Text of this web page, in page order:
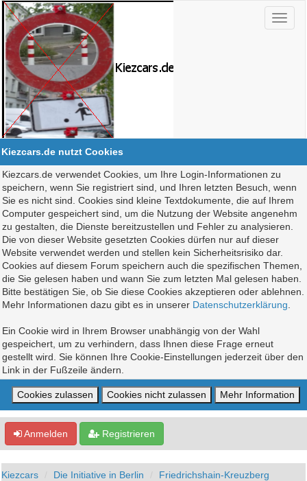
Kiezcars.de nutzt Cookies
Kiezcars.de verwendet Cookies, um Ihre Login-Informationen zu
speichern, wenn Sie registriert sind, und Ihren letzten Besuch, wenn
Sie es nicht sind. Cookies sind kleine Textdokumente, die auf Ihrem
Computer gespeichert sind, um die Nutzung der Website angenehm
zu gestalten, die Dienste bereitzustellen und Fehler zu analysieren.
Die von dieser Website gesetzten Cookies dürfen nur auf dieser
Website verwendet werden und stellen kein Sicherheitsrisiko dar.
Cookies auf diesem Forum speichern auch die spezifischen Themen,
die Sie gelesen haben und wann Sie zum letzten Mal gelesen haben.
Bitte bestätigen Sie, ob Sie diese Cookies akzeptieren oder ablehnen.
Mehr Informationen dazu gibt es in unserer Datenschutzerklärung
Ein Cookie wird in Ihrem Browser unabhängig von der Wahl
gespeichert, um zu verhindern, dass Ihnen diese Frage erneut
gestellt wird. Sie können Ihre Cookie-Einstellungen jederzeit über den
Link in der Fußzeile ändern.
Anmelden Registrieren
Kiezcars Die Initiative in Berlin Friedrichshain-Kreuzberg